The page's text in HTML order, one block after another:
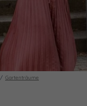
Gartenträume